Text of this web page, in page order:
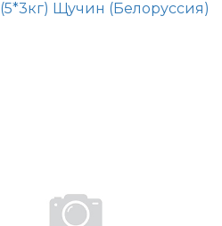
(5*3кг) Щучин (Белоруссия)